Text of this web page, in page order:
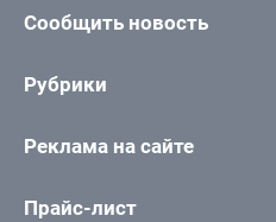
Сообщить новость
Рубрики
Реклама на сайте
Прайс-лист